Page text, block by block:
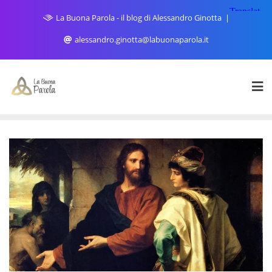
La Buona Parola - il blog di Alessandro Ginotta
alessandro.ginotta@labuonaparola.it